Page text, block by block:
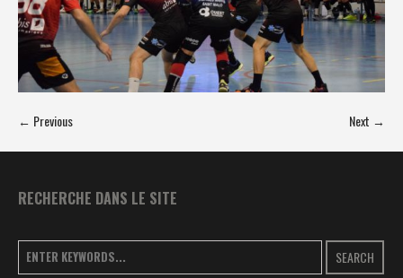
← Previous Next →
RECHERCHE DANS LE SITE
SEARCH